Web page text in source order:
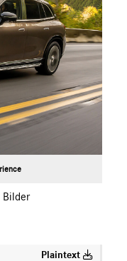
Bilder
Plaintext